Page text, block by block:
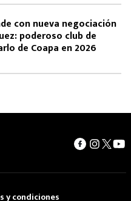
con nueva negociación
poderoso club de
de Coapa en 2026
y condiciones